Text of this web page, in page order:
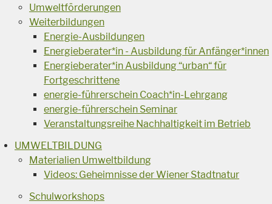
Umweltförderungen
Weiterbildungen
Energie-Ausbildungen
Energieberater*in - Ausbildung für Anfänger*innen
Energieberater*in Ausbildung “urban“ für
Fortgeschrittene
energie-führerschein Coach*in-Lehrgang
energie-führerschein Seminar
Veranstaltungsreihe Nachhaltigkeit im Betrieb
UMWELTBILDUNG
Materialien Umweltbildung
Videos: Geheimnisse der Wiener Stadtnatur
Schulworkshops